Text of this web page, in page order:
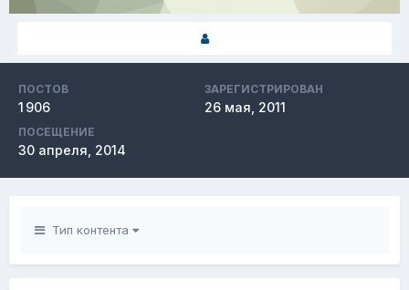
ПОСТОВ
1 906
ЗАРЕГИСТРИРОВАН
26 мая, 2011
ПОСЕЩЕНИЕ
30 апреля, 2014
Тип контента